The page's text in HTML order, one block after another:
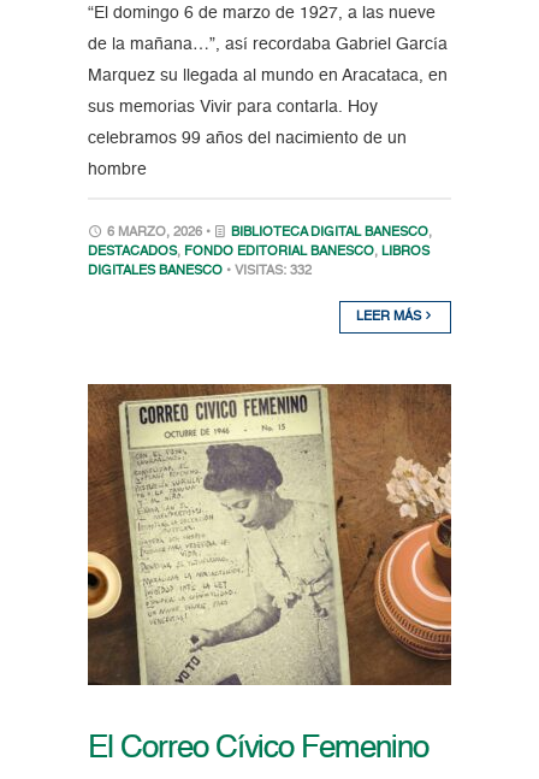
“El domingo 6 de marzo de 1927, a las nueve
de la mañana…”, así recordaba Gabriel García
Marquez su llegada al mundo en Aracataca, en
sus memorias Vivir para contarla. Hoy
celebramos 99 años del nacimiento de un
hombre
6 MARZO, 2026 • BIBLIOTECA DIGITAL BANESCO,
DESTACADOS, FONDO EDITORIAL BANESCO, LIBROS
DIGITALES BANESCO • VISITAS: 332
LEER MÁS
El Correo Cívico Femenino